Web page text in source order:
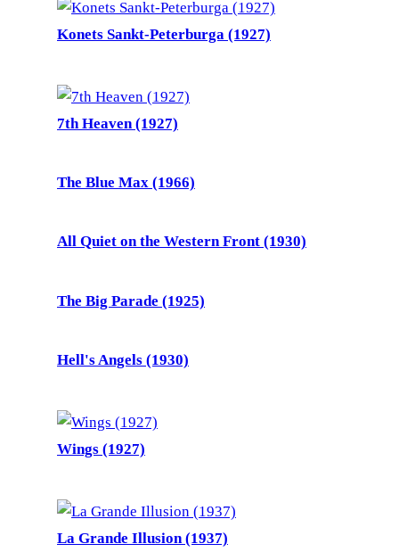
Konets Sankt-Peterburga (1927)
7th Heaven (1927)
The Blue Max (1966)
All Quiet on the Western Front (1930)
The Big Parade (1925)
Hell's Angels (1930)
Wings (1927)
La Grande Illusion (1937)